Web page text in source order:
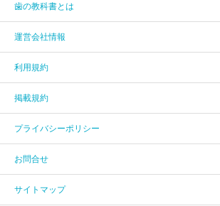
歯の教科書とは
運営会社情報
利用規約
掲載規約
プライバシーポリシー
お問合せ
サイトマップ